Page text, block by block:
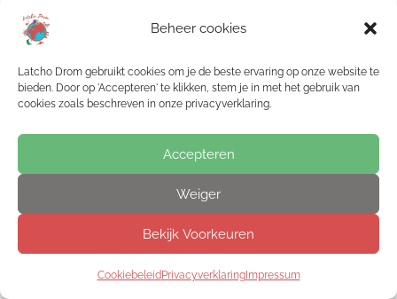
Beheer cookies
Latcho Drom gebruikt cookies om je de beste ervaring op onze website te
bieden. Door op 'Accepteren' te klikken, stem je in met het gebruik van
cookies zoals beschreven in onze privacyverklaring.
Accepteren
Weiger
Bekijk Voorkeuren
CookiebeleidPrivacyverklaringImpressum